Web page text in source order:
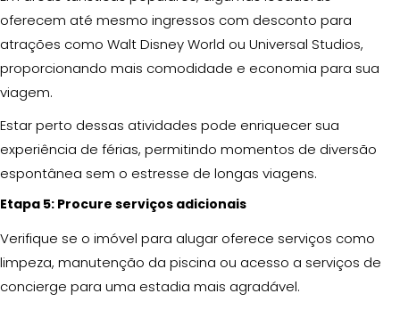
oferecem até mesmo ingressos com desconto para
atrações como Walt Disney World ou Universal Studios,
proporcionando mais comodidade e economia para sua
viagem.
Estar perto dessas atividades pode enriquecer sua
experiência de férias, permitindo momentos de diversão
espontânea sem o estresse de longas viagens.
Etapa 5: Procure serviços adicionais
Verifique se o imóvel para alugar oferece serviços como
limpeza, manutenção da piscina ou acesso a serviços de
concierge para uma estadia mais agradável.